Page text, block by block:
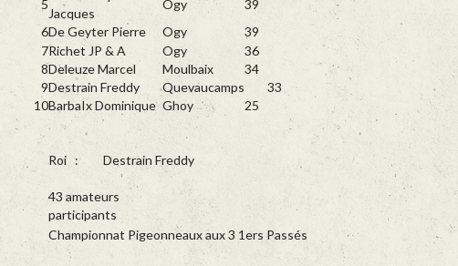
5
Jacques
Ogy
39
6De Geyter Pierre Ogy
39
7Richet JP & A Ogy
36
8Deleuze Marcel Moulbaix
34
9Destrain Freddy Quevaucamps
33
10BarbaIx Dominique Ghoy 25
Roi : Destrain Freddy
43 amateurs
participants
Championnat Pigeonneaux aux 3 1ers Passés